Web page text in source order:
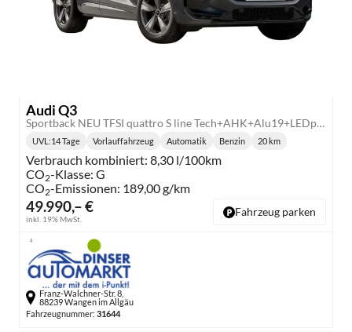
Audi Q3
Sportback NEU TFSI quattro S line Tech+AHK+Alu19+LEDplus+KlimaPlus+ExtSchwarz
49.990,– €
inkl. 19% MwSt.
Lieferzeit:
UVL :14 Tage Vorlauffahrzeug Automatik Benzin 20 km
Verbrauch kombiniert: 8,30 l/100km
CO2-Klasse: G
CO2-Emissionen: 189,00 g/km
Fahrzeug parken
Franz-Walchner-Str. 8,
88239 Wangen im Allgäu
Fahrzeugnummer: 31644